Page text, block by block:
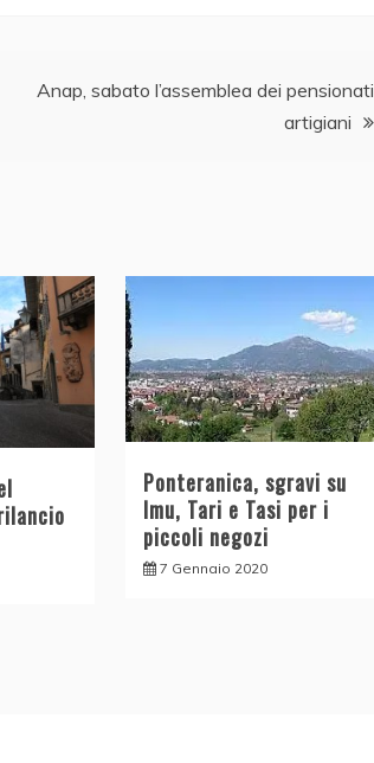
Anap, sabato l’assemblea dei pensionati
artigiani
Ponteranica, sgravi su
Imu, Tari e Tasi per i
piccoli negozi
7 Gennaio 2020